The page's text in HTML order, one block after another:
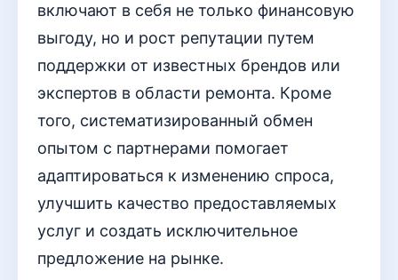
включают в себя не только финансовую
выгоду, но и рост репутации путем
поддержки от известных брендов или
экспертов в области ремонта. Кроме
того, систематизированный обмен
опытом с партнерами помогает
адаптироваться к изменению спроса,
улучшить качество предоставляемых
услуг и создать исключительное
предложение на рынке.